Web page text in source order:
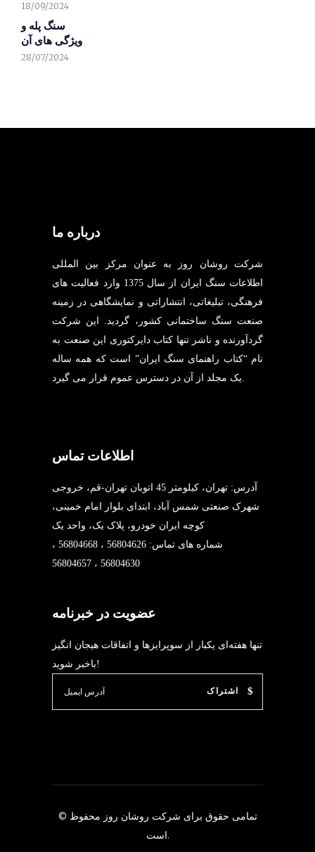
18/09/2024
سنگ پله و
ویژگی های آن
28/07/2024
درباره ما
شرکت روشان روز به عنوان مرکز بین المللی
اطلاعات سنگ ایران از سال 1375 وارد فعالیت های
فرهنگی، تبلیغاتی، انتشاراتی و نمایشگاهی در زمینه
صنعت سنگ ساختمانی کشور، گردید. این شرکت
گردآورنده و ناشر تنها کتاب دایرکتوری این صنعت به
نام “کتاب راهنمای سنگ ایران” است که همه ساله
یک مجلد از آن در دسترس عموم قرار می گیرد.
اطلاعات تماس
آدرس: تهران، کیلومتر 45 اتوبان تهران-قم، خروجی
شهرک صنعتی شمس آباد، ابتدای بلوار امام خمینی،
کوچه ایران خودرو، پلاک یک، واحد یک
شماره های تماس: 56804626 ، 56804668 ،
56804630 ، 56804657
عضویت در خبرنامه
تنها هفته‌ای یکبار از سوپرایزها و اتفاقات هیجان انگیز
باخبر شوید!
اشتراک
© تمامی حقوق برای شرکت روشان روز محفوظ
است.